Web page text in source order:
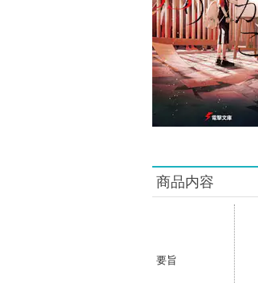
商品内容
要旨